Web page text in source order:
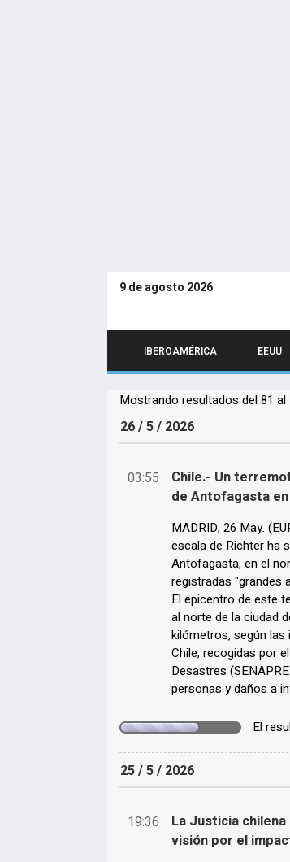
9 de agosto 2026
IBEROAMÉRICA EEUU
Mostrando resultados del 81
26 / 5 / 2026
03:55
Chile.- Un
de Antofagasta en
MADRID, 26 May.
escala de Richter ha
Antofagasta, en el
registradas "grandes
El epicentro de este
al norte de la ciudad
kilómetros, según
Chile, recogidas por
Desastres
personas y daños a
El
25 / 5 / 2026
19:36
La Justicia
visión por el